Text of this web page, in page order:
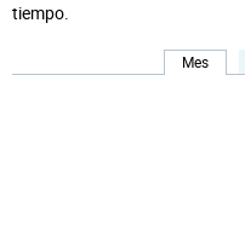
tiempo.
Mes